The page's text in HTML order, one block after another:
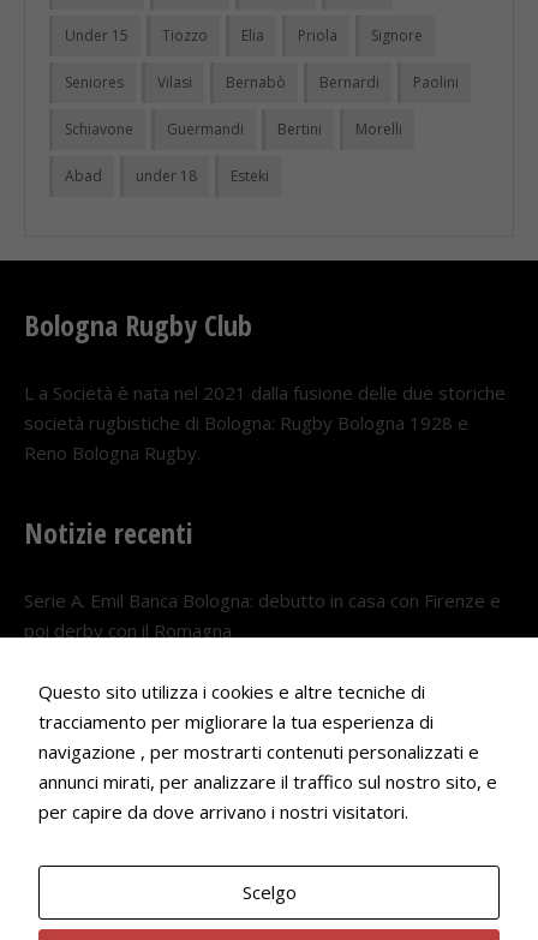
Under 15 Tiozzo Elia Priola Signore
Seniores Vilasi Bernabò Bernardi Paolini
Schiavone Guermandi Bertini Morelli
Abad under 18 Esteki
Bologna Rugby Club
L a Società è nata nel 2021 dalla fusione delle due storiche
società rugbistiche di Bologna: Rugby Bologna 1928 e
Reno Bologna Rugby.
Notizie recenti
Serie A. Emil Banca Bologna: debutto in casa con Firenze e
poi derby con il Romagna
Serie A. Il Bologna nel girone veneto
29 LUGLIO 2026
Francesco Andrei convocato al Camp estivo della nazionale
22 LUGLIO 2026
Questo sito utilizza i cookies e altre tecniche di
tracciamento per migliorare la tua esperienza di
navigazione , per mostrarti contenuti personalizzati e
annunci mirati, per analizzare il traffico sul nostro sito, e
per capire da dove arrivano i nostri visitatori.
Scelgo